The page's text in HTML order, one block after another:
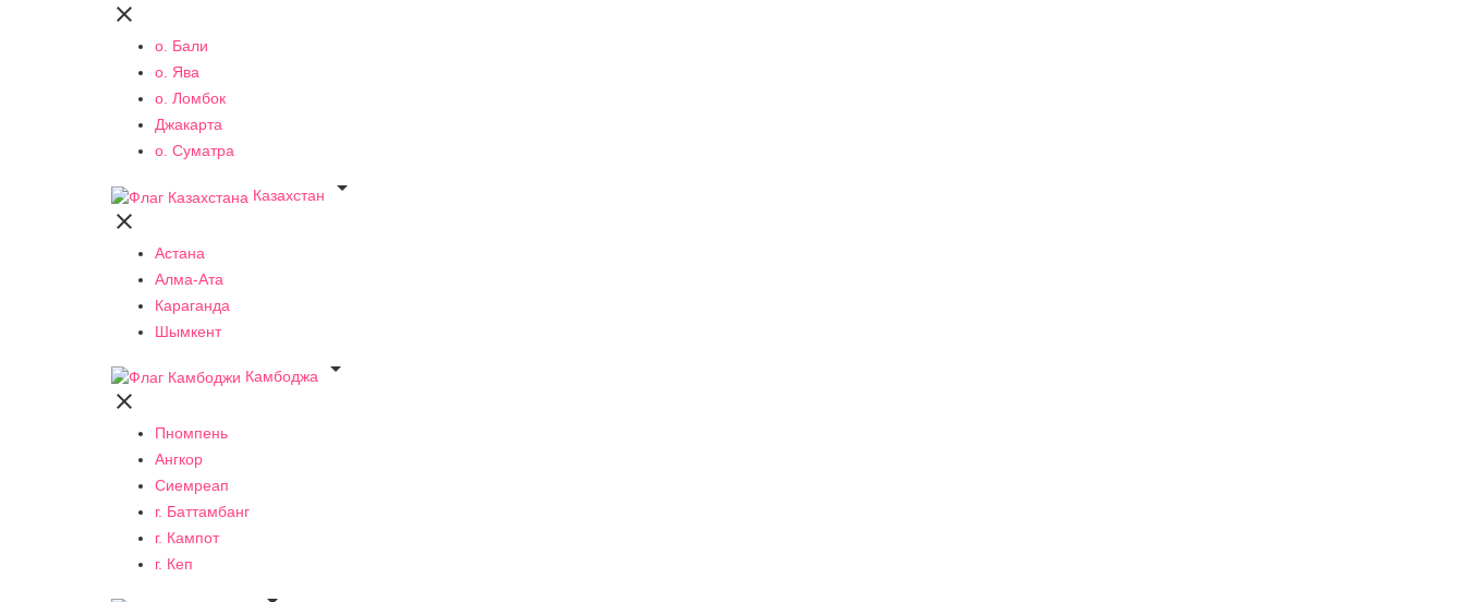

о. Бали
о. Ява
о. Ломбок
Джакарта
о. Суматра
Казахстан


Астана
Алма-Ата
Караганда
Шымкент
Камбоджа


Пномпень
Ангкор
Сиемреап
г. Баттамбанг
г. Кампот
г. Кеп